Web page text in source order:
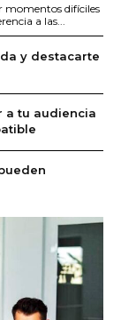
momentos difíciles
a las...
y destacarte
a tu audiencia